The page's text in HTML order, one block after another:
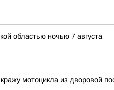
областью ночью 7 августа
мотоцикла из дворовой